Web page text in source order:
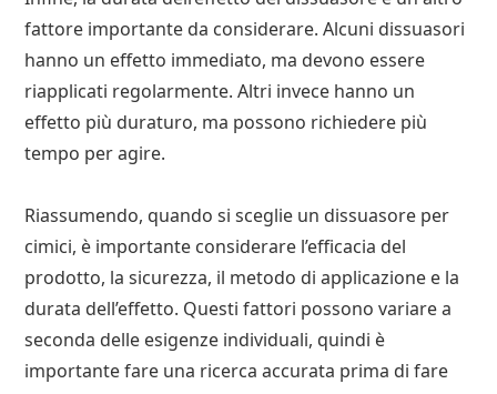
fattore importante da considerare. Alcuni dissuasori
hanno un effetto immediato, ma devono essere
riapplicati regolarmente. Altri invece hanno un
effetto più duraturo, ma possono richiedere più
tempo per agire.
Riassumendo, quando si sceglie un dissuasore per
cimici, è importante considerare l’efficacia del
prodotto, la sicurezza, il metodo di applicazione e la
durata dell’effetto. Questi fattori possono variare a
seconda delle esigenze individuali, quindi è
importante fare una ricerca accurata prima di fare